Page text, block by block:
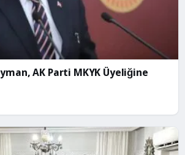
AK Parti MKYK Üyeliğine